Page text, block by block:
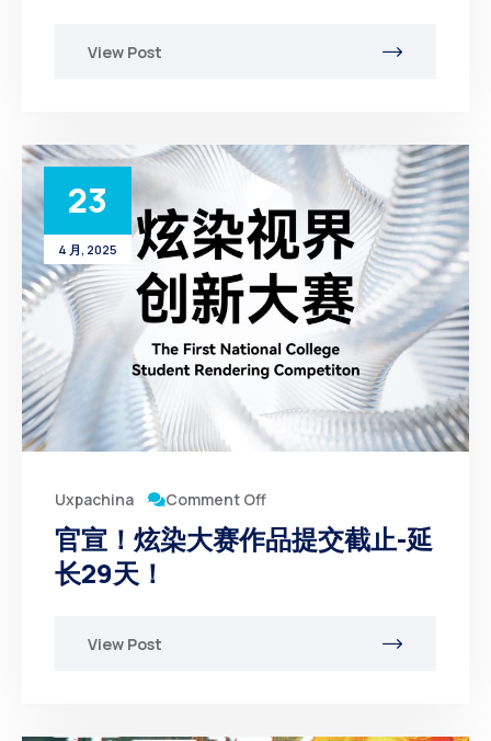
View Post
23
4 月, 2025
Uxpachina Comment Off
官宣！炫染大赛作品提交截止-延
长29天！
View Post